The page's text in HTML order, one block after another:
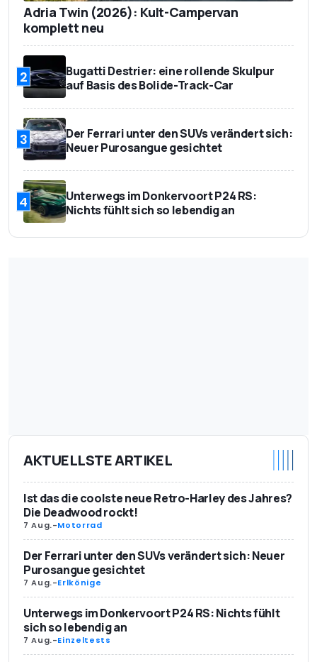
Adria Twin (2026): Kult-Campervan
komplett neu
2
Bugatti Destrier: eine rollende Skulpur
auf Basis des Bolide-Track-Car
3
Der Ferrari unter den SUVs verändert sich:
Neuer Purosangue gesichtet
4
Unterwegs im Donkervoort P24 RS:
Nichts fühlt sich so lebendig an
AKTUELLSTE ARTIKEL
Ist das die coolste neue Retro-Harley des Jahres?
Die Deadwood rockt!
7 Aug.-Motorrad
Der Ferrari unter den SUVs verändert sich: Neuer
Purosangue gesichtet
7 Aug.-Erlkönige
Unterwegs im Donkervoort P24 RS: Nichts fühlt
sich so lebendig an
7 Aug.-Einzeltests